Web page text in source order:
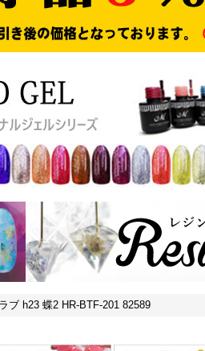
ブ h23 蝶2 HR-BTF-201 82589